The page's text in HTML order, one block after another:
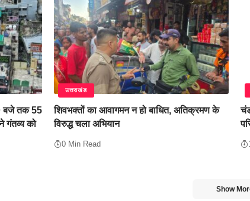
बजे तक 55
गंतव्य को
उत्तराखंड
शिवभक्तों का आवागमन न हो बाधित, अतिक्रमण के
विरुद्ध चला अभियान
0 Min Read
Show